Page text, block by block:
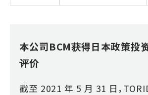
本公司BCM获得日本政策投
评价
截至 2021 年 5 月 31 日，